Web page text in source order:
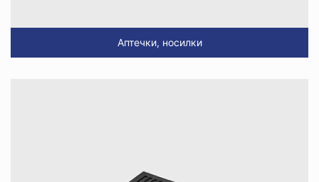
Аптечки, носилки